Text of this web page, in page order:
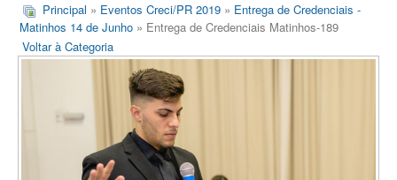
Principal » Eventos Creci/PR 2019 » Entrega de Credenciais -
Matinhos 14 de Junho » Entrega de Credenciais Matinhos-189
Voltar à Categoria